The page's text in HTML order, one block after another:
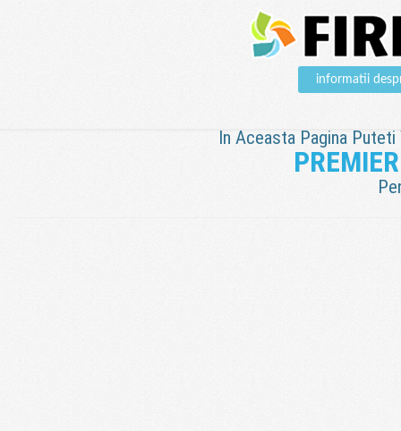
informatii
In Aceasta Pagina